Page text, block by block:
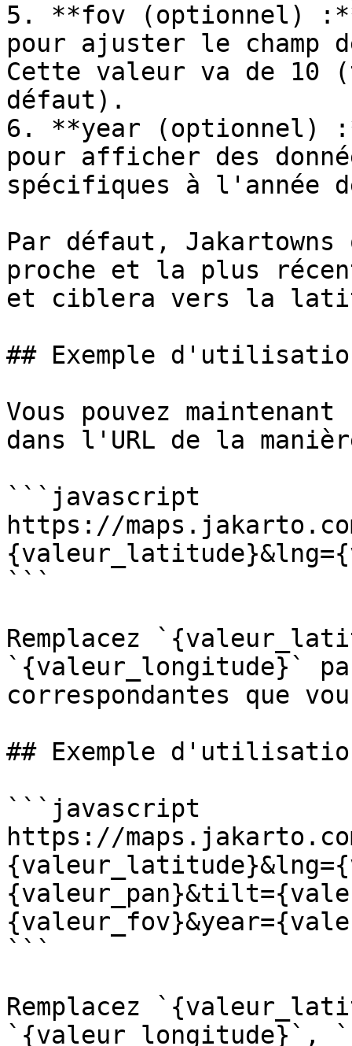
5. **fov (optionnel)
pour ajuster le
Cette valeur va de 10
défaut).
6. **year (optionnel)
pour afficher des
spécifiques à l'année
Par défaut,
proche et la plus
et ciblera vers la
## Exemple
Vous pouvez
dans l'URL de la
```javascript
https://
```
Remplacez
`{valeur_longitude}`
correspondantes que
## Exemple
```javascript
https://
```
Remplacez
`{valeur_longitude}`,